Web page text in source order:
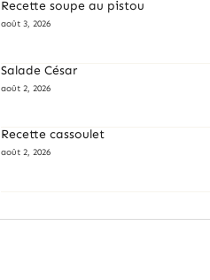
Recette soupe au pistou
août 3, 2026
Salade César
août 2, 2026
Recette cassoulet
août 2, 2026